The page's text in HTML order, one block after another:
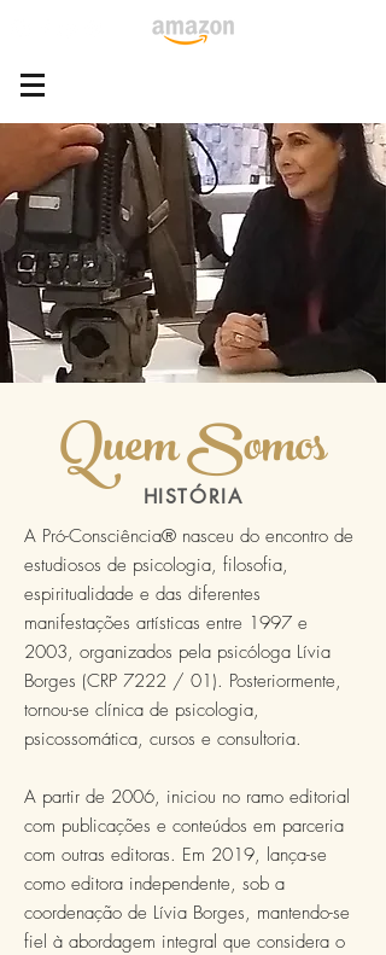
Quem Somos
HISTÓRIA
A Pró-Consciência® nasceu do encontro de
estudiosos de psicologia, filosofia,
espiritualidade e das diferentes
manifestações artísticas entre 1997 e
2003, organizados pela psicóloga Lívia
Borges (CRP 7222 / 01). Posteriormente,
tornou-se clínica de psicologia,
psicossomática, cursos e consultoria.
A partir de 2006, iniciou no ramo editorial
com publicações e conteúdos em parceria
com outras editoras. Em 2019, lança-se
como editora independente, sob a
coordenação de Lívia Borges, mantendo-se
fiel à abordagem integral que considera o